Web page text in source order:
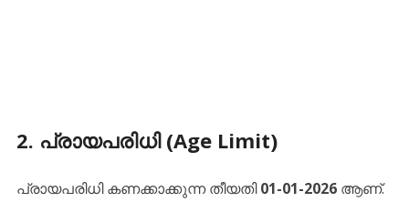
​2. പ്രായപരിധി (Age Limit)
​പ്രായപരിധി കണക്കാക്കുന്ന തീയതി01-01-2026ആണ്.